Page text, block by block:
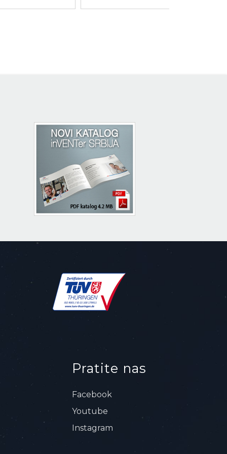
Pratite nas
Facebook
Youtube
Instagram